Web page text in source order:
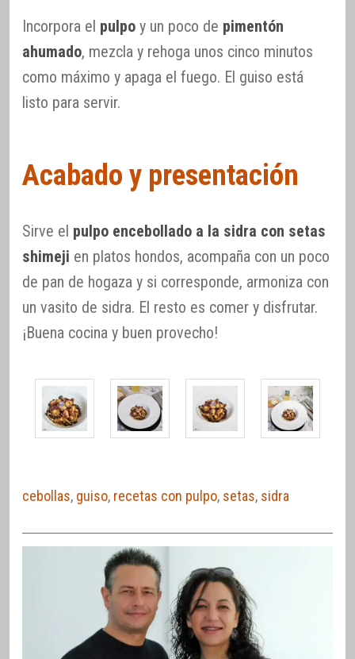
Incorpora el pulpo y un poco de pimentón
ahumado, mezcla y rehoga unos cinco minutos
como máximo y apaga el fuego. El guiso está
listo para servir.
Acabado y presentación
Sirve el pulpo encebollado a la sidra con setas
shimeji en platos hondos, acompaña con un poco
de pan de hogaza y si corresponde, armoniza con
un vasito de sidra. El resto es comer y disfrutar.
¡Buena cocina y buen provecho!
cebollas, guiso, recetas con pulpo, setas, sidra